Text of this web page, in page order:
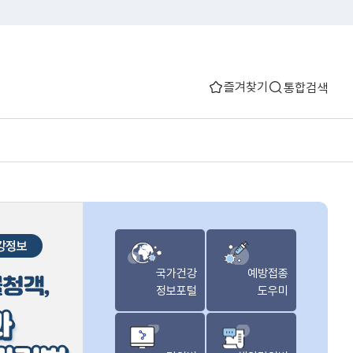
즐겨찾기 통합검색
국가건강
정보포털
예방접종
도우미